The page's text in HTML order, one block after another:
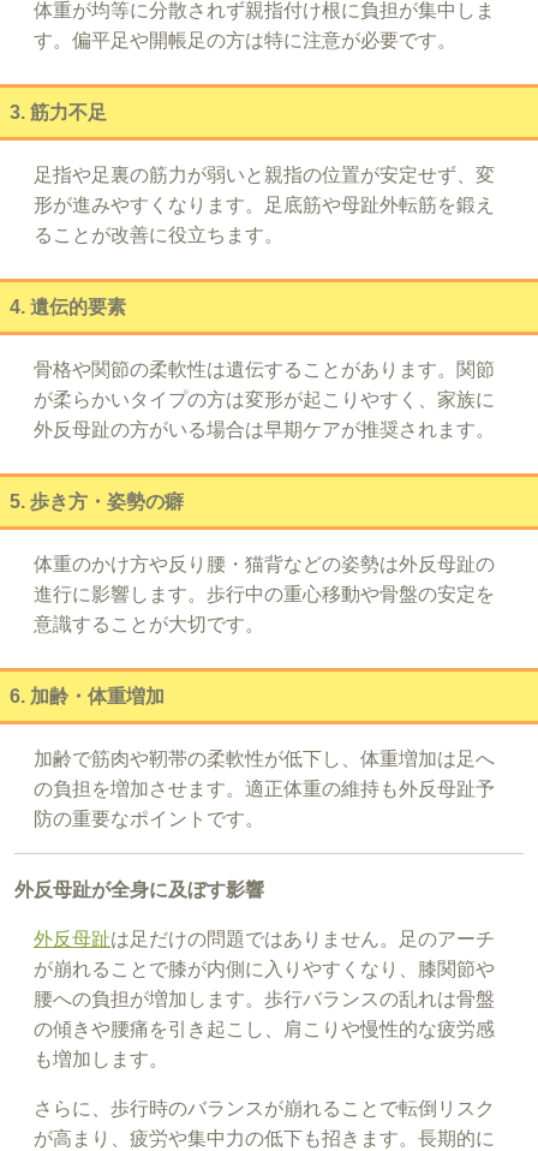
体重が均等に分散されず親指付け根に負担が集中しま
す。偏平足や開帳足の方は特に注意が必要です。
3. 筋力不足
足指や足裏の筋力が弱いと親指の位置が安定せず、変
形が進みやすくなります。足底筋や母趾外転筋を鍛え
ることが改善に役立ちます。
4. 遺伝的要素
骨格や関節の柔軟性は遺伝することがあります。関節
が柔らかいタイプの方は変形が起こりやすく、家族に
外反母趾の方がいる場合は早期ケアが推奨されます。
5. 歩き方・姿勢の癖
体重のかけ方や反り腰・猫背などの姿勢は外反母趾の
進行に影響します。歩行中の重心移動や骨盤の安定を
意識することが大切です。
6. 加齢・体重増加
加齢で筋肉や靭帯の柔軟性が低下し、体重増加は足へ
の負担を増加させます。適正体重の維持も外反母趾予
防の重要なポイントです。
外反母趾が全身に及ぼす影響
外反母趾は足だけの問題ではありません。足のアーチ
が崩れることで膝が内側に入りやすくなり、膝関節や
腰への負担が増加します。歩行バランスの乱れは骨盤
の傾きや腰痛を引き起こし、肩こりや慢性的な疲労感
も増加します。
さらに、歩行時のバランスが崩れることで転倒リスク
が高まり、疲労や集中力の低下も招きます。長期的に